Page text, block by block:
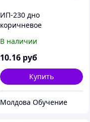
ИП-230 дно
коричневое
В наличии
10.16 руб
Купить
Молдова Обучение